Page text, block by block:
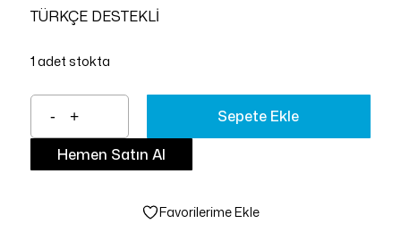
TÜRKÇE DESTEKLİ
1 adet stokta
Sepete Ekle
Hemen Satın Al
Favorilerime Ekle